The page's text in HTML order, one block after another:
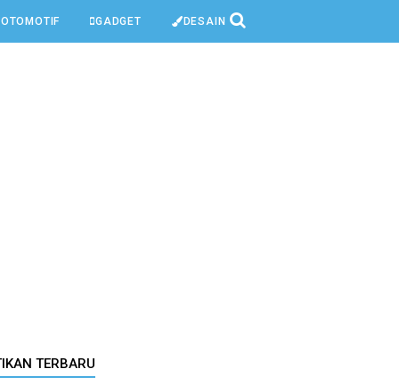
OTOMOTIF GADGET DESAIN
TERBARU